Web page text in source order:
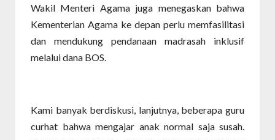
Wakil Menteri Agama juga menegaskan bahwa
Kementerian Agama ke depan perlu memfasilitasi
dan mendukung pendanaan madrasah inklusif
melalui dana BOS.
Kami banyak berdiskusi, lanjutnya, beberapa guru
curhat bahwa mengajar anak normal saja susah.